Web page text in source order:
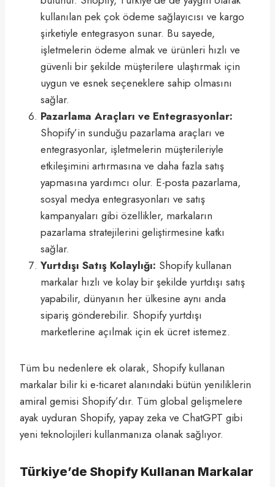
kullanılan pek çok ödeme sağlayıcısı ve kargo
şirketiyle entegrasyon sunar. Bu sayede,
işletmelerin ödeme almak ve ürünleri hızlı ve
güvenli bir şekilde müşterilere ulaştırmak için
uygun ve esnek seçeneklere sahip olmasını
sağlar.
Pazarlama Araçları ve Entegrasyonlar:
Shopify’in sunduğu pazarlama araçları ve
entegrasyonlar, işletmelerin müşterileriyle
etkileşimini artırmasına ve daha fazla satış
yapmasına yardımcı olur. E-posta pazarlama,
sosyal medya entegrasyonları ve satış
kampanyaları gibi özellikler, markaların
pazarlama stratejilerini geliştirmesine katkı
sağlar.
Yurtdışı Satış Kolaylığı: Shopify kullanan
markalar hızlı ve kolay bir şekilde yurtdışı satış
yapabilir, dünyanın her ülkesine aynı anda
sipariş gönderebilir. Shopify yurtdışı
marketlerine açılmak için ek ücret istemez.
Tüm bu nedenlere ek olarak, Shopify kullanan
markalar bilir ki e-ticaret alanındaki bütün yeniliklerin
amiral gemisi Shopify’dır. Tüm global gelişmelere
ayak uyduran Shopify, yapay zeka ve ChatGPT gibi
yeni teknolojileri kullanmanıza olanak sağlıyor.
Türkiye’de Shopify Kullanan Markalar